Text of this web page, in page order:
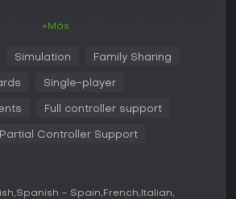
reparando equipos y pintando
presentable. Con el dinero que
como una tienda, baños, un lavado de
existencias, compras a precios
genera tensión, sobre todo en
+Más
Simulation Family Sharing
Single-player
Full controller support
Partial Controller Support
Spanish - Spain French Italian